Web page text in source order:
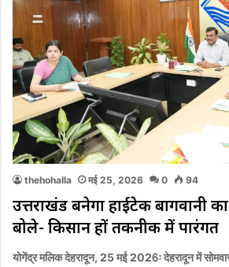
thehohalla मई 25, 2026 0 94
उत्तराखंड बनेगा हाईटेक बागवानी
बोले- किसान हों तकनीक में पारंगत
योगेंद्र मलिक देहरादून, 25 मई 2026ः देहरादून में